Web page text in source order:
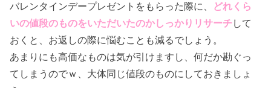
バレンタインデープレゼントをもらった際に、 どれくら
いの値段のものをいただいたのかしっかりリサーチして
おくと、お返しの際に悩むことも減るでしょう。
あまりにも高価なものは気が引けますし、何だか勘ぐっ
てしまうのでｗ、大体同じ値段のものにしておきましょ